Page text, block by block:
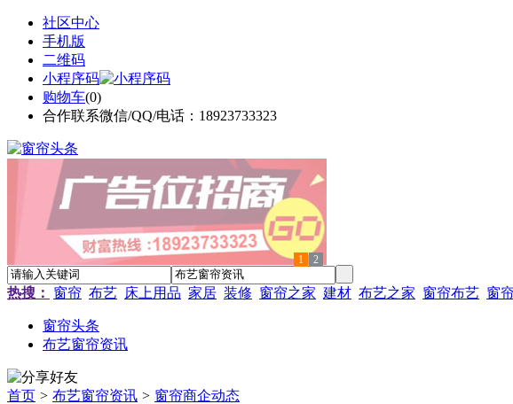
社区中心
手机版
二维码
小程序码
购物车(0)
合作联系微信/QQ/电话：18923733323
1 2
热搜： 窗帘 布艺 床上用品 家居 装修 窗帘之家 建材 布艺之家 窗帘布艺 窗
窗帘头条
布艺窗帘资讯
首页 > 布艺窗帘资讯 > 窗帘商企动态